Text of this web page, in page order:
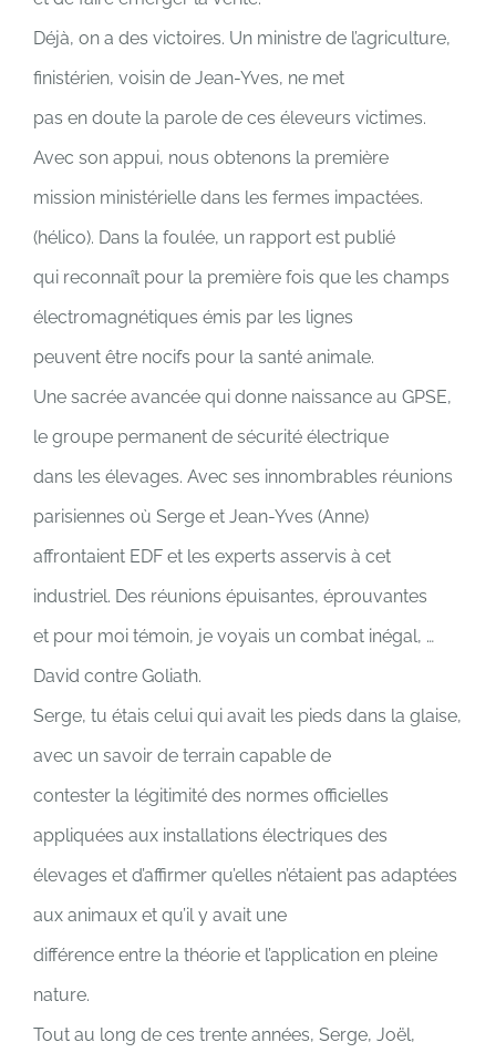
Déjà, on a des victoires. Un ministre de l’agriculture,
finistérien, voisin de Jean-Yves, ne met
pas en doute la parole de ces éleveurs victimes.
Avec son appui, nous obtenons la première
mission ministérielle dans les fermes impactées.
(hélico). Dans la foulée, un rapport est publié
qui reconnaît pour la première fois que les champs
électromagnétiques émis par les lignes
peuvent être nocifs pour la santé animale.
Une sacrée avancée qui donne naissance au GPSE,
le groupe permanent de sécurité électrique
dans les élevages. Avec ses innombrables réunions
parisiennes où Serge et Jean-Yves (Anne)
affrontaient EDF et les experts asservis à cet
industriel. Des réunions épuisantes, éprouvantes
et pour moi témoin, je voyais un combat inégal, …
David contre Goliath.
Serge, tu étais celui qui avait les pieds dans la glaise,
avec un savoir de terrain capable de
contester la légitimité des normes officielles
appliquées aux installations électriques des
élevages et d’affirmer qu’elles n’étaient pas adaptées
aux animaux et qu’il y avait une
différence entre la théorie et l’application en pleine
nature.
Tout au long de ces trente années, Serge, Joël,